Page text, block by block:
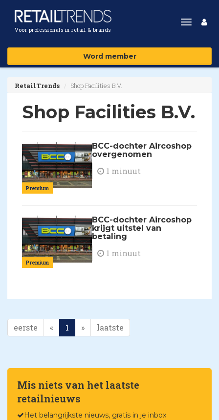
Voor professionals in retail & brands
Toggle
Word member
RetailTrends Shop Facilities B.V.
Shop Facilities B.V.
Premium
BCC-dochter Aircoshop
overgenomen
1 minuut
Premium
BCC-dochter Aircoshop
krijgt uitstel van
betaling
1 minuut
eerste « 1 » laatste
Mis niets van het laatste
retailnieuws
Het belangrijkste nieuws, gratis in je inbox